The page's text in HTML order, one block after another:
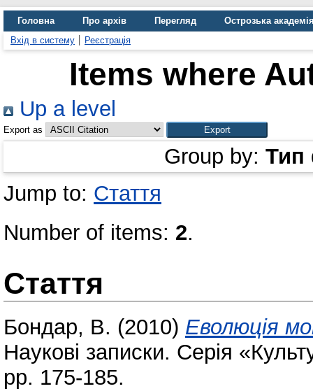
Головна Про архів Перегляд
Острозька
Вхід в систему
Реєстрація
Items where
Up a level
Export as
Group by: Тип
Jump to: Стаття
Number of items: 2.
Стаття
Бондар, В. (2010) Еволюція
Наукові записки. Серія
pp. 175-185.